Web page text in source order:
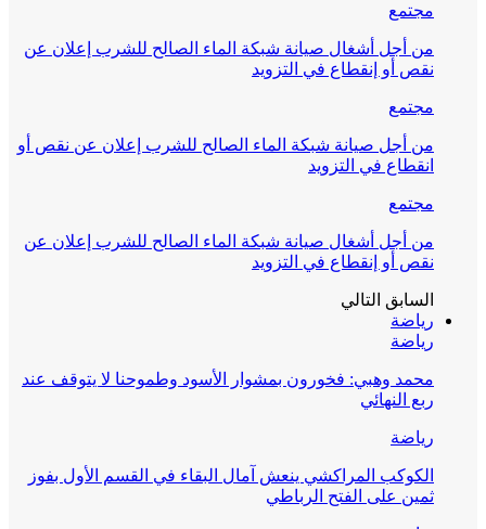
مجتمع
من أجل أشغال صيانة شبكة الماء الصالح للشرب إعلان عن
نقص أو إنقطاع في التزويد
مجتمع
من أجل صيانة شبكة الماء الصالح للشرب إعلان عن نقص أو
انقطاع في التزويد
مجتمع
من أجل أشغال صيانة شبكة الماء الصالح للشرب إعلان عن
نقص أو إنقطاع في التزويد
السابق التالي
رياضة
رياضة
محمد وهبي: فخورون بمشوار الأسود وطموحنا لا يتوقف عند
ربع النهائي
رياضة
الكوكب المراكشي ينعش آمال البقاء في القسم الأول بفوز
ثمين على الفتح الرباطي